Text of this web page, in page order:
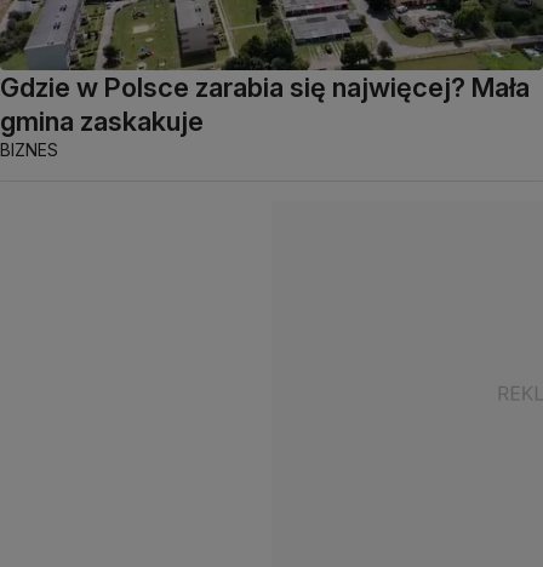
Gdzie w Polsce zarabia się najwięcej? Mała
gmina zaskakuje
BIZNES